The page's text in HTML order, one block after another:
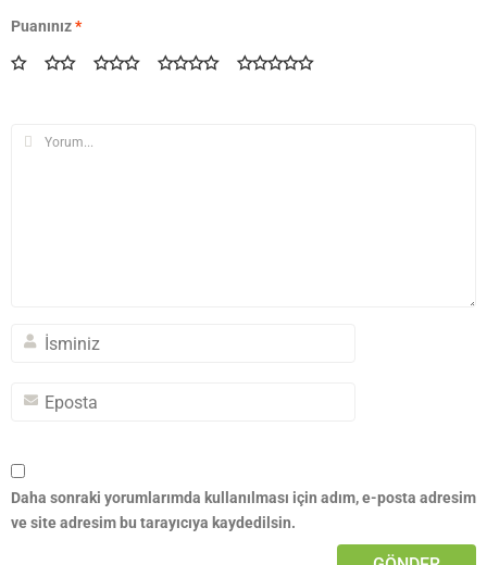
Puanınız*
Daha sonraki yorumlarımda kullanılması için adım, e-posta adresim
ve site adresim bu tarayıcıya kaydedilsin.